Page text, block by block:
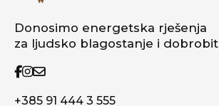
Donosimo energetska rješenja
za ljudsko blagostanje i dobrobit
+385 91 444 3 555